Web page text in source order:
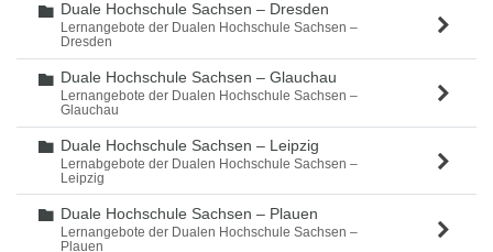
Ordner
Duale Hochschule Sachsen – Dresden
Lernangebote der Dualen Hochschule Sachsen –
Dresden
Ordner
Duale Hochschule Sachsen – Glauchau
Lernangebote der Dualen Hochschule Sachsen –
Glauchau
Ordner
Duale Hochschule Sachsen – Leipzig
Lernabgebote der Dualen Hochschule Sachsen –
Leipzig
Ordner
Duale Hochschule Sachsen – Plauen
Lernangebote der Dualen Hochschule Sachsen –
Plauen